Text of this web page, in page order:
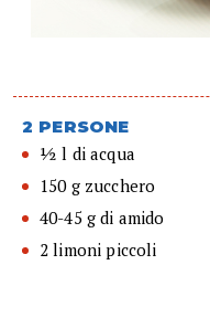
2 PERSONE
½ l di acqua
150 g zucchero
40-45 g di amido
2 limoni piccoli